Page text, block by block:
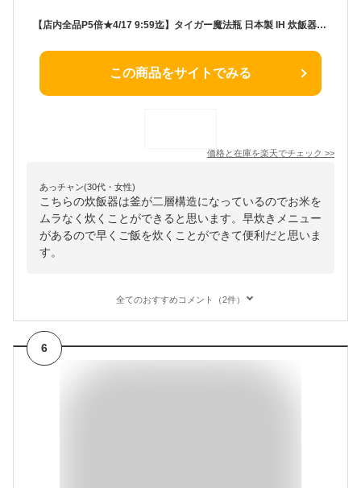
【店内全品P5倍★4/17 9:59迄】タイガー魔法瓶 日本製 IH 炊飯器 5.5合炊き 遠赤厚釜 炊きたて ブラック JPW-H100 K炊きたて 炊飯ジャー パン焼き 調理 ケーキ 早炊き 冷凍ごはん
この商品をサイトでみる
価格と在庫を楽天でチェック >>
あっチャン(30代・女性)
こちらの炊飯器は釜が二層構造になっているのでお米を
ムラなく炊くことができると思います。早炊きメニュー
があるので早くご飯を炊くことができて便利だと思いま
す。
全てのおすすめコメント（2件）
6